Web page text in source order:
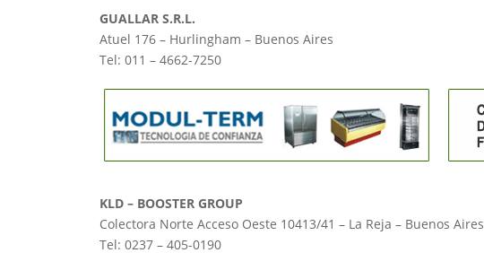
GUALLAR S.R.L.
Atuel 176 – Hurlingham – Buenos Aires
Tel: 011 – 4662-7250
KLD – BOOSTER GROUP
Colectora Norte Acceso Oeste 10413/41 – La Reja – Buenos Aires
Tel: 0237 – 405-0190